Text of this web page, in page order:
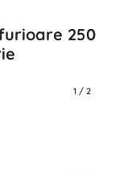
250
1 / 2